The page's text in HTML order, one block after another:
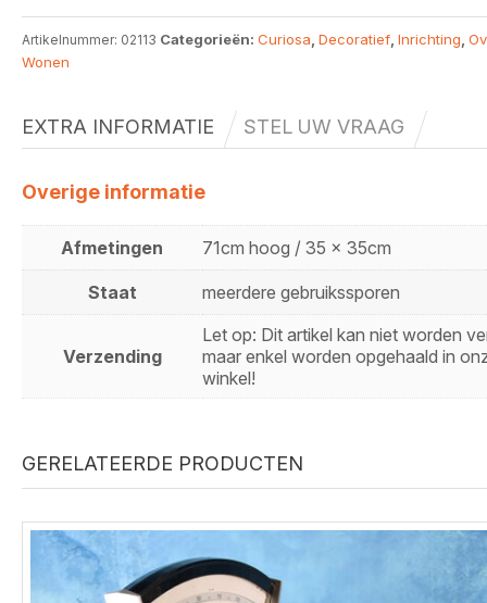
Artikelnummer: 02113 Categorieën: Curiosa Decoratief Inrichting
Wonen
EXTRA INFORMATIE STEL UW VRAAG
Overige informatie
Afmetingen 71cm hoog / 35 x 35cm
Staat meerdere gebruikssporen
Verzending
Let op: Dit artikel kan niet worden
maar enkel worden opgehaald in
winkel!
GERELATEERDE PRODUCTEN